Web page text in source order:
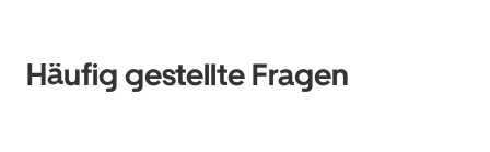
Häufig gestellte Fragen